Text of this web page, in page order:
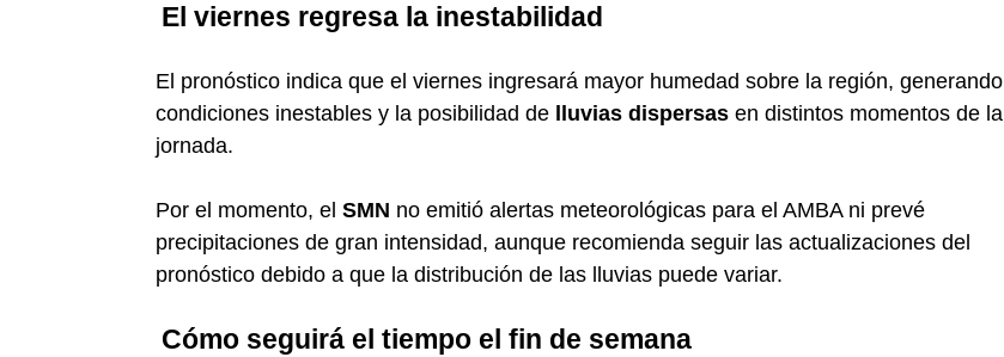
El viernes regresa la inestabilidad
El pronóstico indica que el viernes ingresará mayor humedad sobre la región, generando
condiciones inestables y la posibilidad de
lluvias dispersas en distintos momentos de la
jornada.
Por el momento, el SMN no emitió alertas meteorológicas para el AMBA ni prevé
precipitaciones de gran intensidad, aunque recomienda seguir las actualizaciones del
pronóstico debido a que la distribución de las lluvias puede variar.
Cómo seguirá el tiempo el fin de semana